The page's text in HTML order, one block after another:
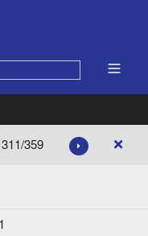
311/359